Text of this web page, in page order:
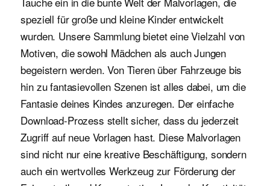
speziell für große und kleine Kinder entwickelt
wurden. Unsere Sammlung bietet eine Vielzahl von
Motiven, die sowohl Mädchen als auch Jungen
begeistern werden. Von Tieren über Fahrzeuge bis
hin zu fantasievollen Szenen ist alles dabei, um die
Fantasie deines Kindes anzuregen. Der einfache
Download-Prozess stellt sicher, dass du jederzeit
Zugriff auf neue Vorlagen hast. Diese Malvorlagen
sind nicht nur eine kreative Beschäftigung, sondern
auch ein wertvolles Werkzeug zur Förderung der